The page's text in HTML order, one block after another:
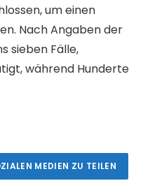
um einen
Nach Angaben der
sieben Fälle,
während Hunderte
MEDIEN ZU TEILEN